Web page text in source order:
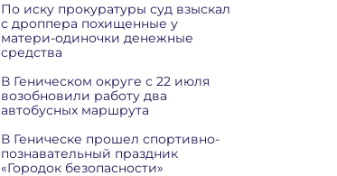
По иску прокуратуры суд взыскал
с дроппера похищенные у
матери-одиночки денежные
средства
В Геническом округе с 22 июля
возобновили работу два
автобусных маршрута
В Геническе прошел спортивно-
познавательный праздник
«Городок безопасности»